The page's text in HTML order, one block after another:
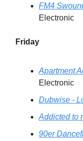
FM4
Electronic
Friday
Apartment
Electronic
Dubwise -
Addicted to
90er